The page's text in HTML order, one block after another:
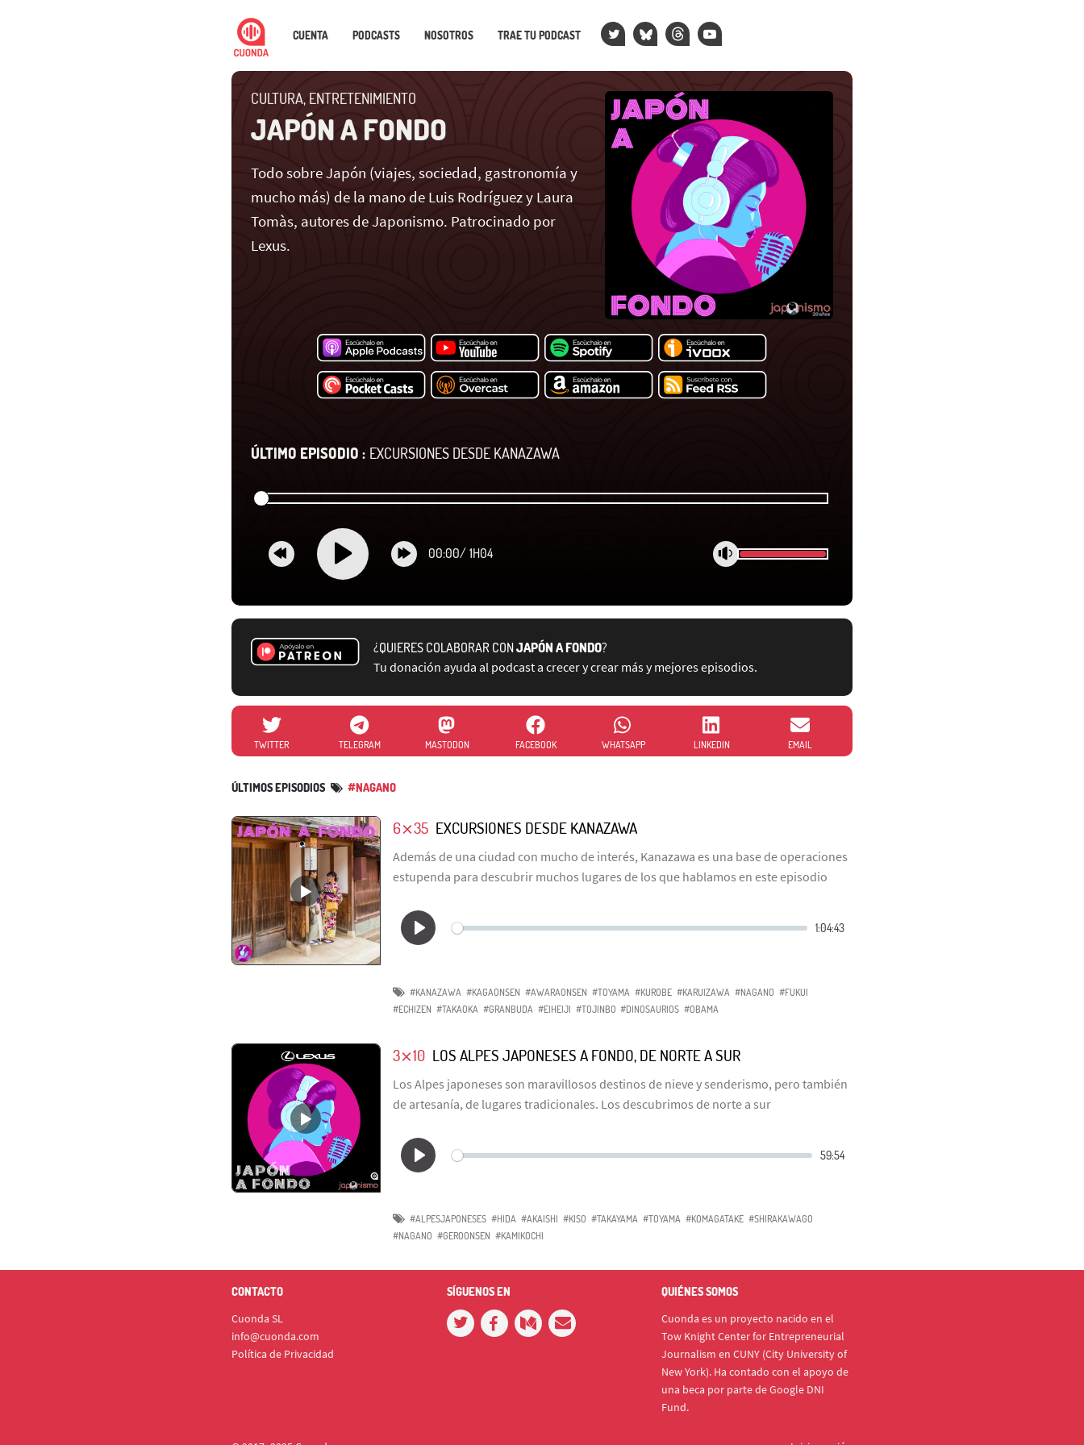
CUENTA PODCASTS NOSOTROS TRAE TU PODCAST
CULTURA, ENTRETENIMIENTO
JAPÓN A FONDO
Todo sobre Japón (viajes, sociedad, gastronomía y
mucho más) de la mano de Luis Rodríguez y Laura
Tomàs, autores de Japonismo. Patrocinado por
Lexus.
ÚLTIMO EPISODIO : EXCURSIONES DESDE KANAZAWA
00:00/ 1H04
¿QUIERES COLABORAR CONJAPÓN A FONDO?
Tu donación ayuda al podcast a crecer y crear más y mejores episodios.
TWITTER TELEGRAM MASTODON FACEBOOK WHATSAPP LINKEDIN EMAIL
ÚLTIMOS EPISODIOS #NAGANO
6⨯35 EXCURSIONES DESDE KANAZAWA
Además de una ciudad con mucho de interés, Kanazawa es una base de operaciones
estupenda para descubrir muchos lugares de los que hablamos en este episodio
#KANAZAWA #KAGAONSEN #AWARAONSEN #TOYAMA #KUROBE #KARUIZAWA #NAGANO #FUKUI
#ECHIZEN #TAKAOKA #GRANBUDA #EIHEIJI #TOJINBO #DINOSAURIOS #OBAMA
3⨯10 LOS ALPES JAPONESES A FONDO, DE NORTE A SUR
Los Alpes japoneses son maravillosos destinos de nieve y senderismo, pero también
de artesanía, de lugares tradicionales. Los descubrimos de norte a sur
#ALPESJAPONESES #HIDA #AKAISHI #KISO #TAKAYAMA #TOYAMA #KOMAGATAKE #SHIRAKAWAGO
#NAGANO #GEROONSEN #KAMIKOCHI
CONTACTO
Cuonda SL
info@cuonda.com
Política de Privacidad
SÍGUENOS EN QUIÉNES SOMOS
Cuonda es un proyecto nacido en el
Tow Knight Center for Entrepreneurial
Journalism en CUNY (City University of
New York). Ha contado con el apoyo de
una beca por parte de Google DNI
Fund.